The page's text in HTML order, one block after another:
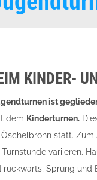
KINDER-
ist
dem Kinderturnen.
statt.
variieren.
Sprung und